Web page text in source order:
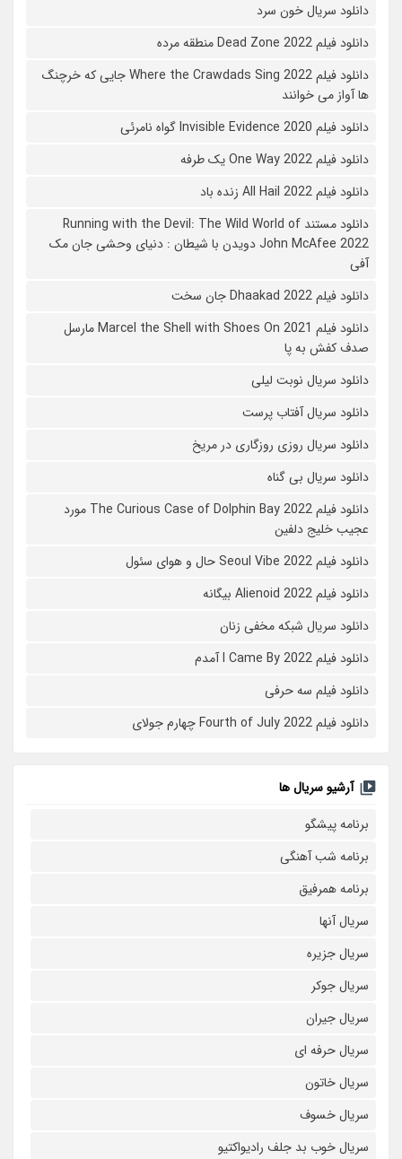
دانلود سریال خون سرد
دانلود فیلم 2022 Dead Zone منطقه مرده
دانلود فیلم Where the Crawdads Sing 2022 جایی که خرچنگ
ها آواز می خوانند
دانلود فیلم 2020 Invisible Evidence گواه نامرئی
دانلود فیلم One Way 2022 یک طرفه
دانلود فیلم All Hail 2022 زنده باد
دانلود مستند Running with the Devil: The Wild World of
John McAfee 2022 دویدن با شیطان : دنیای وحشی جان مک
آفی
دانلود فیلم Dhaakad 2022 جان سخت
دانلود فیلم Marcel the Shell with Shoes On 2021 مارسل
صدف کفش به پا
دانلود سریال نوبت لیلی
دانلود سریال آفتاب پرست
دانلود سریال روزی روزگاری در مریخ
دانلود سریال بی گناه
دانلود فیلم The Curious Case of Dolphin Bay 2022 مورد
عجیب خلیج دلفین
دانلود فیلم Seoul Vibe 2022 حال و هوای سئول
دانلود فیلم Alienoid 2022 بیگانه
دانلود سریال شبکه مخفی زنان
دانلود فیلم I Came By 2022 آمدم
دانلود فیلم سه حرفی
دانلود فیلم Fourth of July 2022 چهارم جولای
آرشیو سریال ها
برنامه پیشگو
برنامه شب آهنگی
برنامه همرفیق
سریال آنها
سریال جزیره
سریال جوکر
سریال جیران
سریال حرفه ای
سریال خاتون
سریال خسوف
سریال خوب بد جلف رادیواکتیو